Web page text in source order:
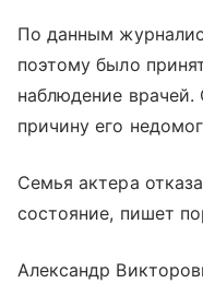
По данным
поэтому было
наблюдение
причину его
Семья актера
состояние, пишет
Александр